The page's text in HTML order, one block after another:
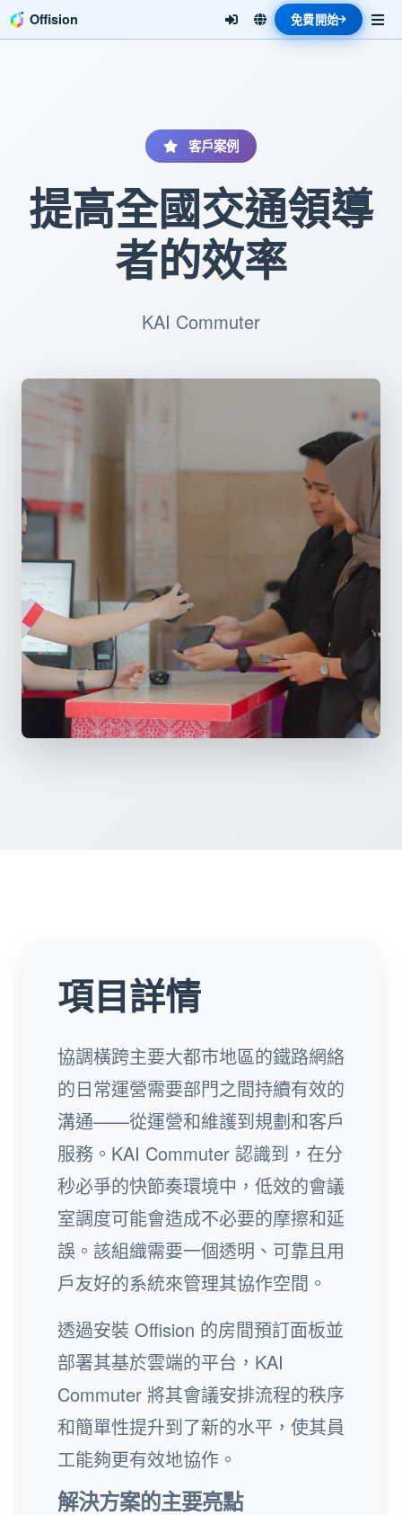
Offision 免費開始
客戶案例
提高全國交通領導
者的效率
KAI Commuter
項目詳情
協調橫跨主要大都市地區的鐵路網絡
的日常運營需要部門之間持續有效的
溝通——從運營和維護到規劃和客戶
服務。KAI Commuter 認識到，在分
秒必爭的快節奏環境中，低效的會議
室調度可能會造成不必要的摩擦和延
誤。該組織需要一個透明、可靠且用
戶友好的系統來管理其協作空間。
透過安裝 Offision 的房間預訂面板並
部署其基於雲端的平台，KAI
Commuter 將其會議安排流程的秩序
和簡單性提升到了新的水平，使其員
工能夠更有效地協作。
解決方案的主要亮點